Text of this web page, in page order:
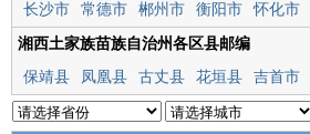
长沙市
常德市 郴州市 衡阳市 怀化市
湘西土家族苗族自治州各区县邮编
保靖县
凤凰县 古丈县 花垣县 吉首市